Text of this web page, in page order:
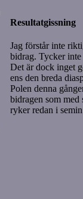
Resultatgissning
Jag förstår inte
bidrag. Tycker
Det är dock inget
ens den breda
Polen denna
bidragen som med
ryker redan i